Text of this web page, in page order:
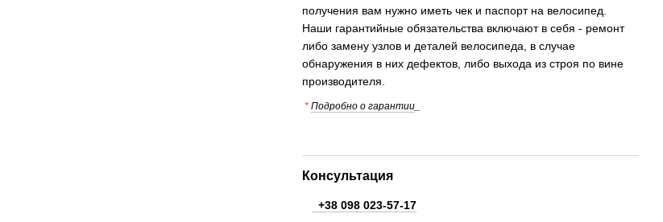
получения вам нужно иметь чек и паспорт на велосипед.
Наши гарантийные обязательства включают в себя - ремонт
либо замену узлов и деталей велосипеда, в случае
обнаружения в них дефектов, либо выхода из строя по вине
производителя.
* Подробно о гарантии
Консультация
+38 098 023-57-17